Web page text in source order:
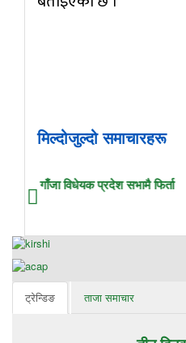
मिल्दोजुल्दो समाचारहरू
गाँजा विधेयक प्रदेश सभामै फिर्ता
ट्रेन्डिङ ताजा समाचार